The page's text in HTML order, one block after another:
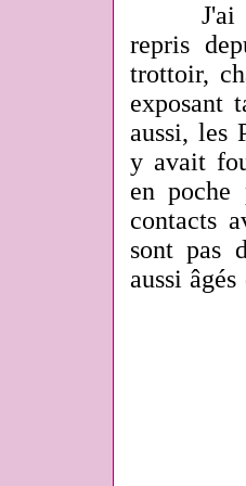
J'ai
repris
trottoir,
exposant
aussi, les
y avait
en poche
contacts
sont pas
aussi